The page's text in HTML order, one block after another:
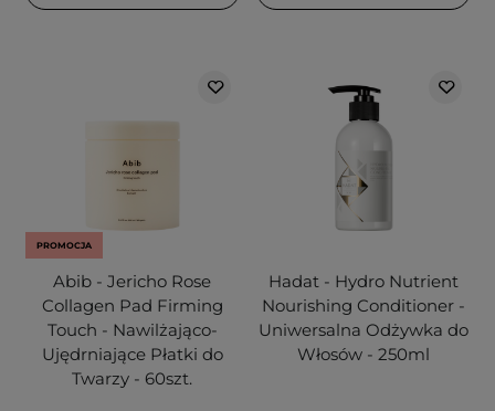
PROMOCJA
Abib - Jericho Rose
Collagen Pad Firming
Touch - Nawilżająco-
Ujędrniające Płatki do
Twarzy - 60szt.
Hadat - Hydro Nutrient
Nourishing Conditioner -
Uniwersalna Odżywka do
Włosów - 250ml